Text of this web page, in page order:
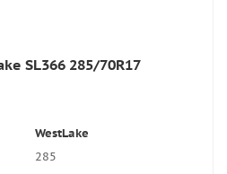
SL366 285/70R17
WestLake
285